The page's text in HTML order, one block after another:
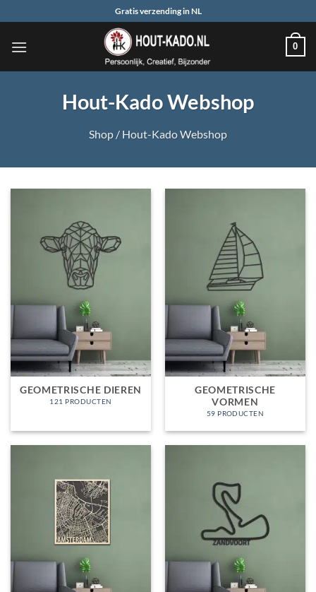
naar
inhoud
Gratis verzending in NL
0
Hout-Kado Webshop
Shop / Hout-Kado Webshop
GEOMETRISCHE DIEREN
121 PRODUCTEN
GEOMETRISCHE
VORMEN
59 PRODUCTEN